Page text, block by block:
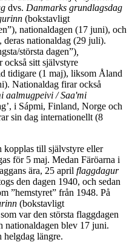
dvs. Danmarks grundlagsdag
(bokstavligt
nationaldagen (17 juni), och
deras nationaldag (29 juli).
största dagen”)
också sitt självstyre
tidigare (1 maj), liksom Åland
Nationaldag firar också
aalmugpeivi /Saaʹmi
i Sápmi, Finland, Norge och
sin dag internationellt (8
kopplas till självstyre eller
för 5 maj. Medan Färöarna i
ära, 25 april flaggdagur
den dagen 1940, och sedan
”hemstyret” från 1948. På
(bokstavligt
var den största flaggdagen
nationaldagen blev 17 juni.
helgdag längre.